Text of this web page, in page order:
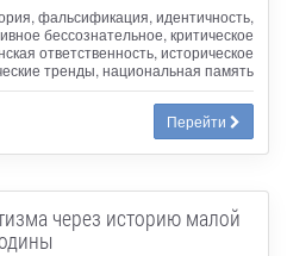
фальсификация, идентичность,
бессознательное, критическое
ответственность, историческое
тренды, национальная память
Перейти
через историю малой